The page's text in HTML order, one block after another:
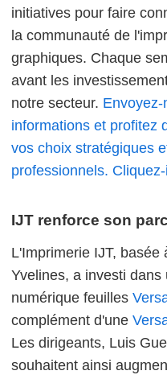
initiatives pour faire
la communauté de
graphiques. Chaque
avant les
notre secteur.
informations et profitez
vos choix stratégiques
professionnels.
IJT renforce son
L'Imprimerie IJT, basée
Yvelines, a investi dans
numérique feuilles
complément d'une
Les dirigeants, Luis
souhaitent ainsi